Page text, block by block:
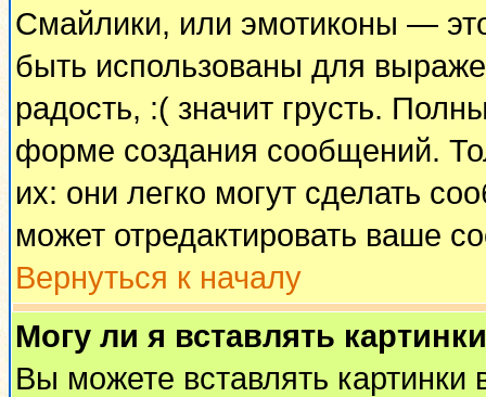
Смайлики, или эмотиконы —
быть использованы для
радость, :( значит грусть.
форме создания сообщений.
их: они легко могут сделать
может отредактировать ваше
Вернуться к началу
Могу ли я вставлять
Вы можете вставлять